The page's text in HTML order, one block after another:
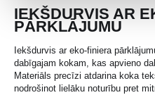
IEKŠDURVIS AR
PĀRKLĀJUMU
Iekšdurvis ar eko-finiera
dabīgajam kokam, kas apvieno
Materiāls precīzi atdarina koka
nodrošinot lielāku noturību pret